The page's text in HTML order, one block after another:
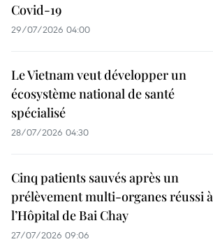
Covid-19
29/07/2026 04:00
Le Vietnam veut développer un
écosystème national de santé
spécialisé
28/07/2026 04:30
Cinq patients sauvés après un
prélèvement multi-organes réussi à
l’Hôpital de Bai Chay
27/07/2026 09:06